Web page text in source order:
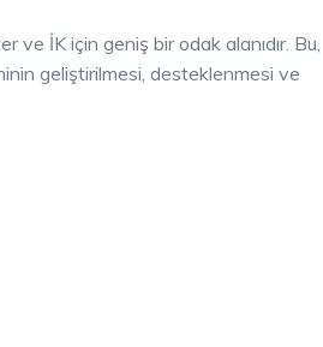
ve İK için geniş bir odak alanıdır. Bu,
geliştirilmesi, desteklenmesi ve